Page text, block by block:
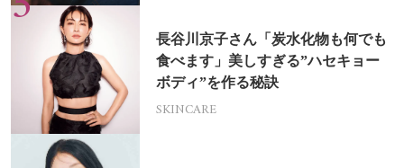
長谷川京子さん「炭水化物も何でも
食べます」美しすぎる”ハセキョー
ボディ”を作る秘訣
SKINCARE